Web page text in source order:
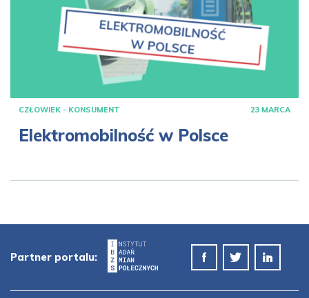
CZŁOWIEK - KONSUMENT 23 MARCA
Elektromobilność w Polsce
Partner portalu: